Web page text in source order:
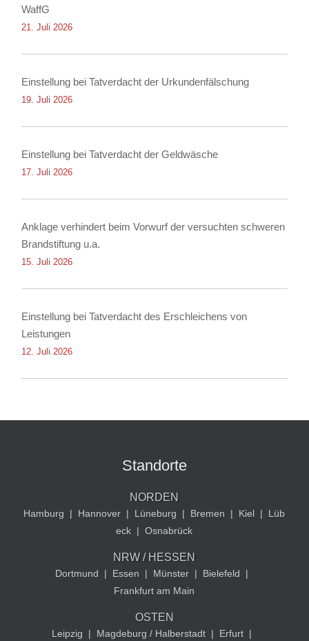
WaffG
21. Juli 2026
Einstellung bei Tatverdacht der Urkundenfälschung
19. Juli 2026
Einstellung bei Tatverdacht der Geldwäsche
17. Juli 2026
Anklage verhindert beim Vorwurf der versuchten schweren
Brandstiftung u.a.
15. Juli 2026
Einstellung bei Tatverdacht des Erschleichens von
Leistungen
12. Juli 2026
Standorte
NORDEN
Hamburg | Hannover | Lüneburg | Bremen | Kiel |
Lüb
eck | Osnabrück
NRW / HESSEN
Dortmund | Essen | Münster | Bielefeld
|
Frankfurt am Main
OSTEN
Leipzig | Magdeburg / Halberstadt | Erfurt |